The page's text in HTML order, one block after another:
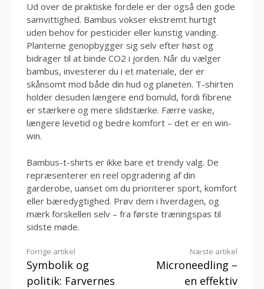
Ud over de praktiske fordele er der også den gode
samvittighed. Bambus vokser ekstremt hurtigt
uden behov for pesticider eller kunstig vanding.
Planterne genopbygger sig selv efter høst og
bidrager til at binde CO2 i jorden. Når du vælger
bambus, investerer du i et materiale, der er
skånsomt mod både din hud og planeten. T-shirten
holder desuden længere end bomuld, fordi fibrene
er stærkere og mere slidstærke. Færre vaske,
længere levetid og bedre komfort – det er en win-
win.
Bambus-t-shirts er ikke bare et trendy valg. De
repræsenterer en reel opgradering af din
garderobe, uanset om du prioriterer sport, komfort
eller bæredygtighed. Prøv dem i hverdagen, og
mærk forskellen selv – fra første træningspas til
sidste møde.
Læs
videre
Forrige artikel
Symbolik og
politik: Farvernes
Næste artikel
Microneedling –
en effektiv